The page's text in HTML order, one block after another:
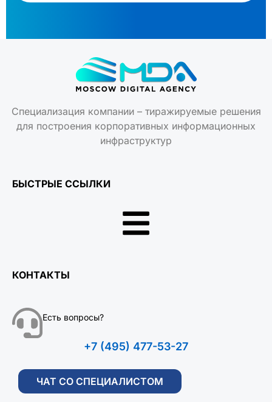
Специализация компании – тиражируемые решения
для построения корпоративных информационных
инфраструктур
БЫСТРЫЕ ССЫЛКИ
КОНТАКТЫ
Есть вопросы?
+7 (495) 477-53-27
ЧАТ СО СПЕЦИАЛИСТОМ